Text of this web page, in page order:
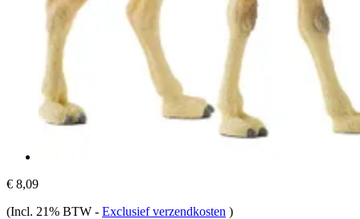
€ 8,09
(Incl. 21% BTW - Exclusief verzendkosten )